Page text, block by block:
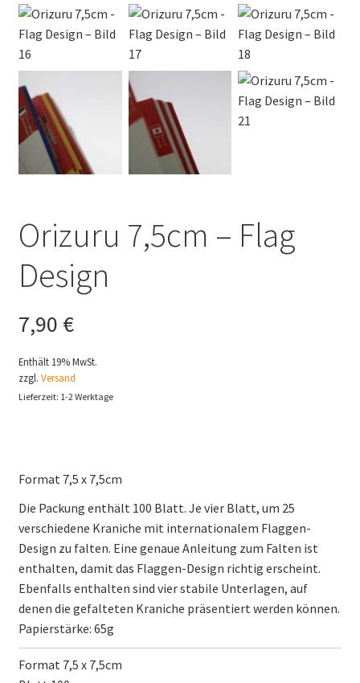
Orizuru 7,5cm – Flag
Design
7,90 €
Enthält 19% MwSt.
zzgl. Versand
Lieferzeit: 1-2 Werktage
Format 7,5 x 7,5cm
Die Packung enthält 100 Blatt. Je vier Blatt, um 25
verschiedene Kraniche mit internationalem Flaggen-
Design zu falten. Eine genaue Anleitung zum Falten ist
enthalten, damit das Flaggen-Design richtig erscheint.
Ebenfalls enthalten sind vier stabile Unterlagen, auf
denen die gefalteten Kraniche präsentiert werden können.
Papierstärke: 65g
Format 7,5 x 7,5cm